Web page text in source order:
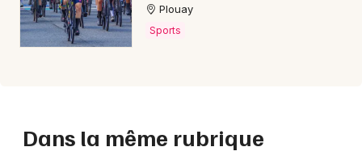
Plouay
Sports
Dans la même rubrique